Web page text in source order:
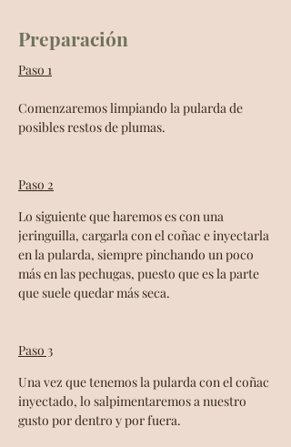
Preparación
Paso 1
Comenzaremos limpiando la pularda de
posibles restos de plumas.
Paso 2
Lo siguiente que haremos es con una
jeringuilla, cargarla con el coñac e inyectarla
en la pularda, siempre pinchando un poco
más en las pechugas, puesto que es la parte
que suele quedar más seca.
Paso 3
Una vez que tenemos la pularda con el coñac
inyectado, lo salpimentaremos a nuestro
gusto por dentro y por fuera.